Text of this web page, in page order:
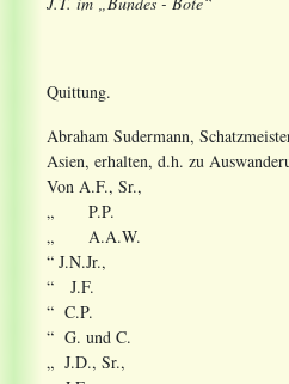
Quittung.
Abraham Sudermann,
Asien, erhalten, d.h. zu
Von A.F., Sr.,
„ P.P.
„ A.A.W.
“ J.N.Jr.,
“ J.F.
“ C.P.
“ G. und C.
„ J.D., Sr.,